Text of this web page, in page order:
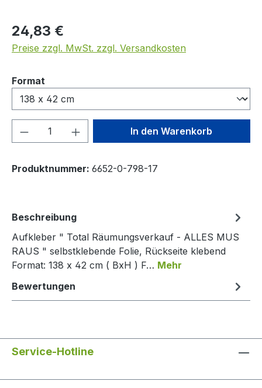
Regulärer Preis:
24,83 €
Preise zzgl. MwSt. zzgl. Versandkosten
Format
Produkt Anzahl: Gib denIn den Warenkorb
Produktnummer: 6652-0-798-17
Beschreibung
Aufkleber " Total Räumungsverkauf - ALLES MUS
RAUS " selbstklebende Folie, Rückseite klebend
Format: 138 x 42 cm ( BxH ) F… Mehr
Bewertungen
Service-Hotline